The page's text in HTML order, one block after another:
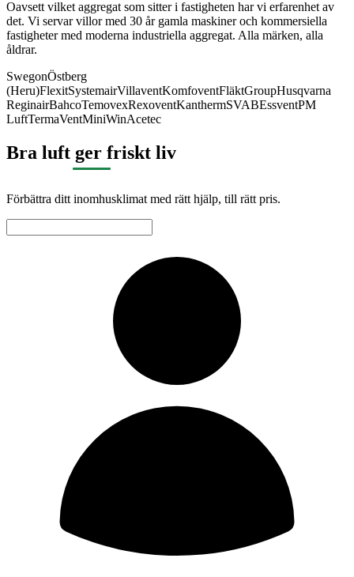
Oavsett vilket aggregat som sitter i fastigheten har vi erfarenhet av
det. Vi servar villor med 30 år gamla maskiner och kommersiella
fastigheter med moderna industriella aggregat. Alla märken, alla
åldrar.
SwegonÖstberg
(Heru)FlexitSystemairVillaventKomfoventFläktGroupHusqvarna
ReginairBahcoTemovexRexoventKanthermSVABEssventPM
LuftTermaVentMiniWinAcetec
Bra luft ger friskt liv
Förbättra ditt inomhusklimat med rätt hjälp, till rätt pris.